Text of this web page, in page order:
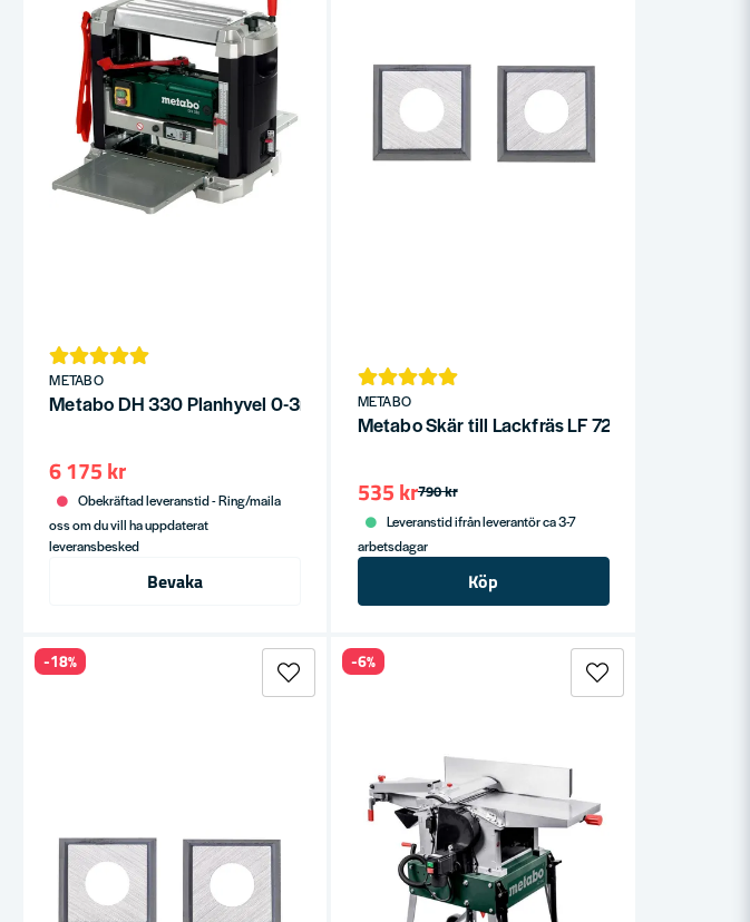
METABO
Metabo DH 330 Planhyvel 0-3mm 1800W
6 175 kr
Obekräftad leveranstid - Ring/maila
oss om du vill ha uppdaterat
leveransbesked
Bevaka
METABO
Metabo Skär till Lackfräs LF 724 + LF 850 (10-
790 kr
535 kr
Leveranstid ifrån leverantör ca 3-7
arbetsdagar
Köp
-18% -6%